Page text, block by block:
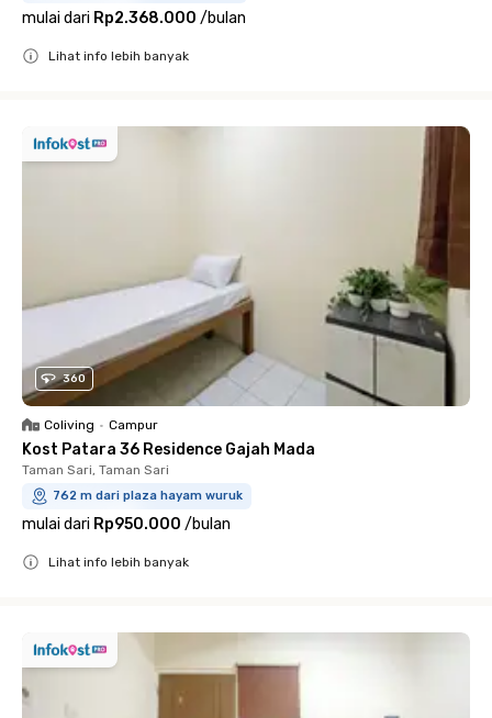
mulai dari Rp2.368.000 /bulan
Lihat info lebih banyak
360
Coliving • Campur
Kost Patara 36 Residence Gajah Mada
Taman Sari, Taman Sari
762 m dari plaza hayam wuruk
mulai dari Rp950.000 /bulan
Lihat info lebih banyak